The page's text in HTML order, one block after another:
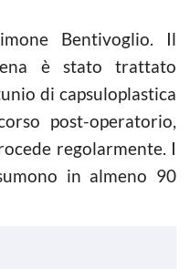
Bentivoglio. Il
è stato trattato
di capsuloplastica
post-operatorio,
regolarmente. I
in almeno 90